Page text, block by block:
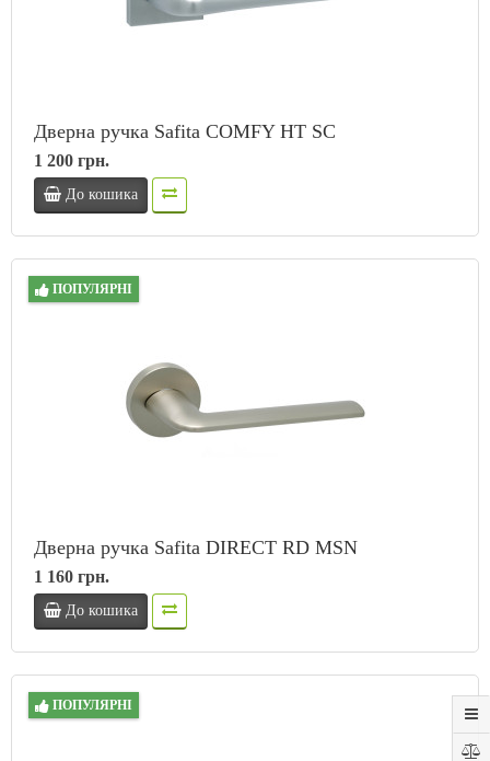
Дверна ручка Safita COMFY HT SC
1 200 грн.
До кошика
ПОПУЛЯРНІ
Дверна ручка Safita DIRECT RD MSN
1 160 грн.
До кошика
ПОПУЛЯРНІ